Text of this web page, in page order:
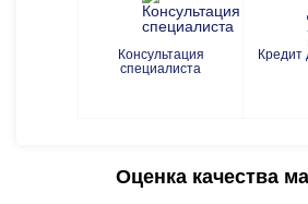
Консультация
специалиста
Кредит
Оценка качества